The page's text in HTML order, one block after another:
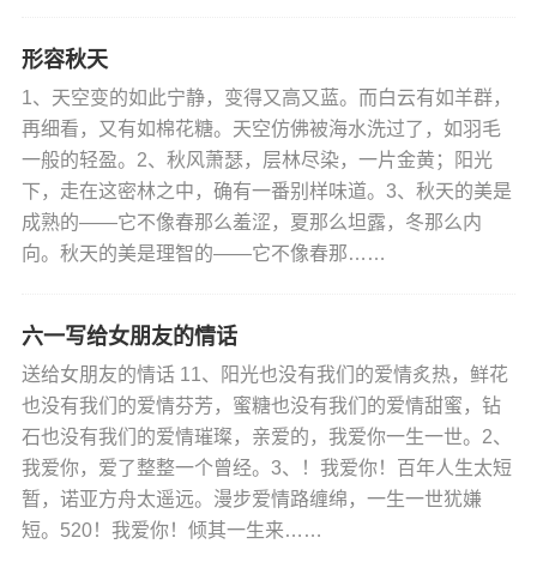
形容秋天
1、天空变的如此宁静，变得又高又蓝。而白云有如羊群，
再细看，又有如棉花糖。天空仿佛被海水洗过了，如羽毛
一般的轻盈。2、秋风萧瑟，层林尽染，一片金黄；阳光
下，走在这密林之中，确有一番别样味道。3、秋天的美是
成熟的——它不像春那么羞涩，夏那么坦露，冬那么内
向。秋天的美是理智的——它不像春那……
六一写给女朋友的情话
送给女朋友的情话 11、阳光也没有我们的爱情炙热，鲜花
也没有我们的爱情芬芳，蜜糖也没有我们的爱情甜蜜，钻
石也没有我们的爱情璀璨，亲爱的，我爱你一生一世。2、
我爱你，爱了整整一个曾经。3、！我爱你！百年人生太短
暂，诺亚方舟太遥远。漫步爱情路缠绵，一生一世犹嫌
短。520！我爱你！倾其一生来……